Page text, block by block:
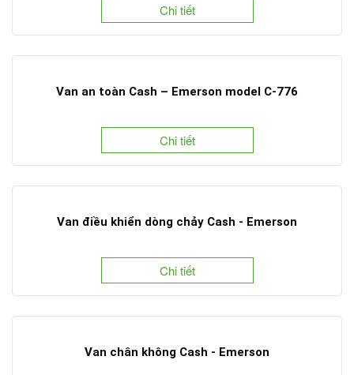
Chi tiết
Van an toàn Cash – Emerson model C-776
Chi tiết
Van điều khiển dòng chảy Cash - Emerson
Chi tiết
Van chân không Cash - Emerson